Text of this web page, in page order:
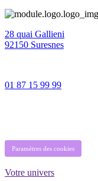
28 quai Gallieni
92150 Suresnes
01 87 15 99 99
Paramètres des cookies
Votre univers